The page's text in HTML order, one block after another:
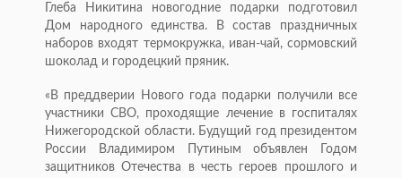
Глеба Никитина новогодние подарки подготовил
Дом народного единства. В состав праздничных
наборов входят термокружка, иван-чай, сормовский
шоколад и городецкий пряник.
«В преддверии Нового года подарки получили все
участники СВО, проходящие лечение в госпиталях
Нижегородской области. Будущий год президентом
России Владимиром Путиным объявлен Годом
защитников Отечества в честь героев прошлого и